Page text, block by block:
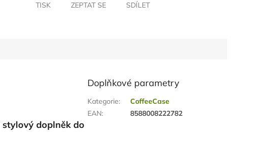
TISK ZEPTAT SE SDÍLET
stylový doplněk do
Doplňkové parametry
Kategorie:
CoffeeCase
EAN: 8588008222782